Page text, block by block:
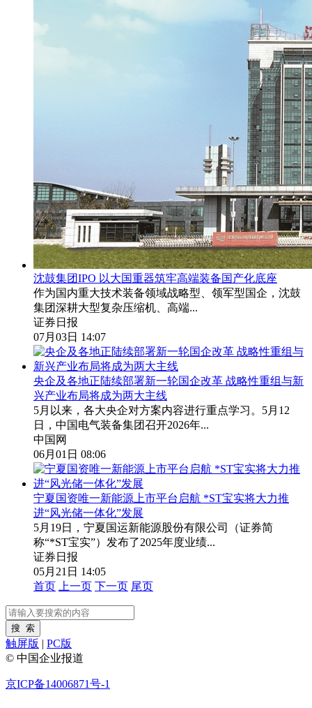
沈鼓集团IPO 以大国重器筑牢高端装备国产化底座
作为国内重大技术装备领域战略型、领军型国企，沈鼓
集团深耕大型复杂压缩机、高端...
证券日报
07月03日 14:07
央企及各地正陆续部署新一轮国企改革 战略性重组与新
兴产业布局将成为两大主线
5月以来，各大央企对方案内容进行重点学习。5月12
日，中国电气装备集团召开2026年...
中国网
06月01日 08:06
宁夏国资唯一新能源上市平台启航 *ST宝实将大力推
进“风光储一体化”发展
5月19日，宁夏国运新能源股份有限公司（证券简
称“*ST宝实”）发布了2025年度业绩...
证券日报
05月21日 14:05
首页
上一页 下一页 尾页
触屏版 | PC版
© 中国企业报道
京ICP备14006871号-1